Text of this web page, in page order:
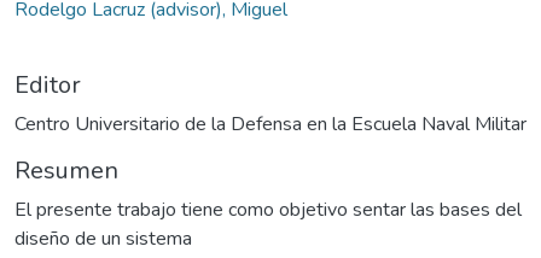
Rodelgo Lacruz (advisor), Miguel
Editor
Centro Universitario de la Defensa en la Escuela Naval Militar
Resumen
El presente trabajo tiene como objetivo sentar las bases del
diseño de un sistema